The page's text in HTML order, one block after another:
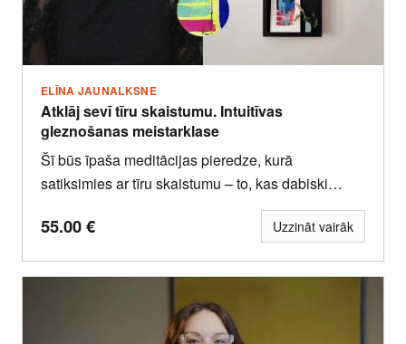
ELĪNA JAUNALKSNE
Atklāj sevī tīru skaistumu. Intuitīvas
gleznošanas meistarklase
Šī būs īpaša meditācijas pieredze, kurā
satiksimies ar tīru skaistumu – to, kas dabiski
55.00€ Uzzināt vairāk